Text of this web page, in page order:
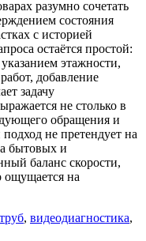
разумно сочетать
состояния
с историей
остаётся простой:
этажности,
добавление
задачу
не столько в
обращения и
не претендует на
бытовых и
баланс скорости,
ощущается на
, видеодиагностика,